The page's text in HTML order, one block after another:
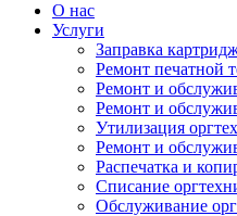
О нас
Услуги
Заправка
Ремонт печатной
Ремонт и
Ремонт и
Утилизация
Ремонт и
Распечатка и
Списание
Обслуживание